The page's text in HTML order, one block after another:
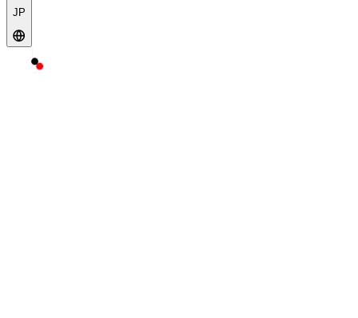
JP